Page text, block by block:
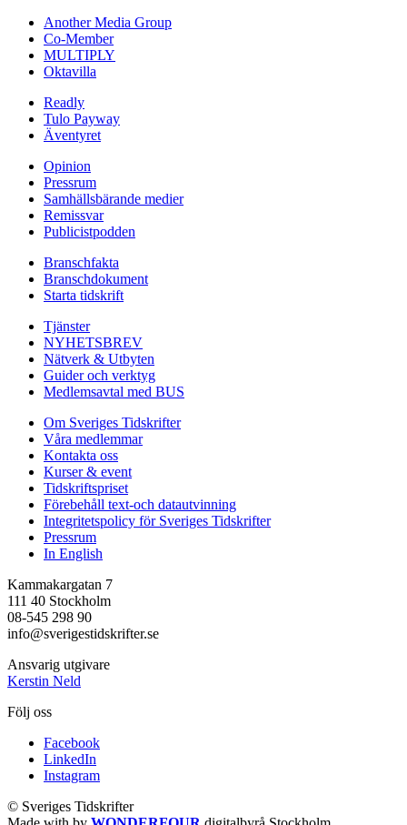
Another Media Group
Co-Member
MULTIPLY
Oktavilla
Readly
Tulo Payway
Äventyret
Opinion
Pressrum
Samhällsbärande medier
Remissvar
Publicistpodden
Branschfakta
Branschdokument
Starta tidskrift
Tjänster
NYHETSBREV
Nätverk & Utbyten
Guider och verktyg
Medlemsavtal med BUS
Om Sveriges Tidskrifter
Våra medlemmar
Kontakta oss
Kurser & event
Tidskriftspriset
Förebehåll text-och datautvinning
Integritetspolicy för Sveriges Tidskrifter
Pressrum
In English
Kammakargatan 7
111 40 Stockholm
08-545 298 90
info@sverigestidskrifter.se
Ansvarig utgivare
Kerstin Neld
Följ oss
Facebook
LinkedIn
Instagram
© Sveriges Tidskrifter